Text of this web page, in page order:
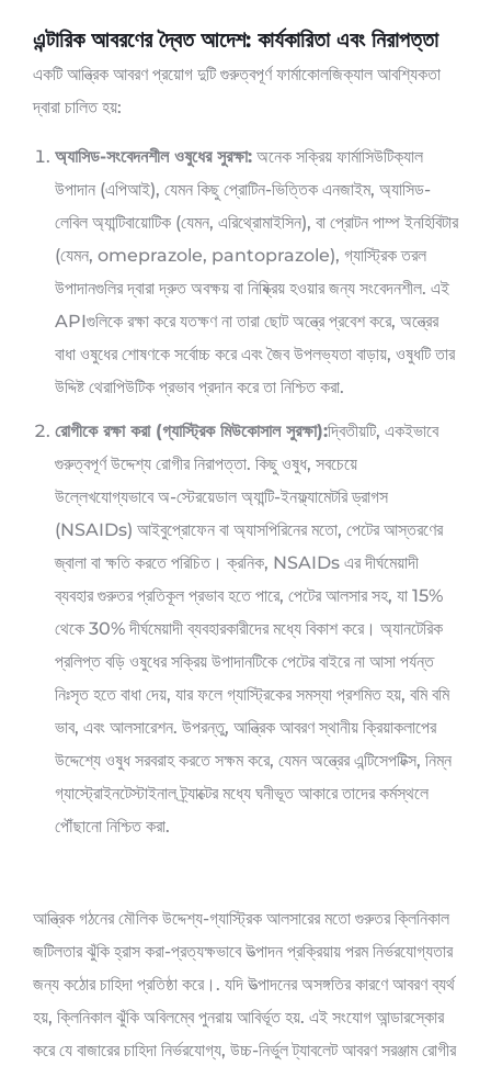
এন্টারিক আবরণের দ্বৈত আদেশ: কার্যকারিতা এবং নিরাপত্তা
একটি আন্ত্রিক আবরণ প্রয়োগ দুটি গুরুত্বপূর্ণ ফার্মাকোলজিক্যাল আবশ্যিকতা
দ্বারা চালিত হয়:
অ্যাসিড-সংবেদনশীল ওষুধের সুরক্ষা: অনেক সক্রিয় ফার্মাসিউটিক্যাল
উপাদান (এপিআই), যেমন কিছু প্রোটিন-ভিত্তিক এনজাইম, অ্যাসিড-
লেবিল অ্যান্টিবায়োটিক (যেমন, এরিথ্রোমাইসিন), বা প্রোটন পাম্প ইনহিবিটার
(যেমন, omeprazole, pantoprazole), গ্যাস্ট্রিক তরল
উপাদানগুলির দ্বারা দ্রুত অবক্ষয় বা নিষ্ক্রিয় হওয়ার জন্য সংবেদনশীল. এই
APIগুলিকে রক্ষা করে যতক্ষণ না তারা ছোট অন্ত্রে প্রবেশ করে, অন্ত্রের
বাধা ওষুধের শোষণকে সর্বোচ্চ করে এবং জৈব উপলভ্যতা বাড়ায়, ওষুধটি তার
উদ্দিষ্ট থেরাপিউটিক প্রভাব প্রদান করে তা নিশ্চিত করা.
রোগীকে রক্ষা করা (গ্যাস্ট্রিক মিউকোসাল সুরক্ষা):দ্বিতীয়টি, একইভাবে
গুরুত্বপূর্ণ উদ্দেশ্য রোগীর নিরাপত্তা. কিছু ওষুধ, সবচেয়ে
উল্লেখযোগ্যভাবে অ-স্টেরয়েডাল অ্যান্টি-ইনফ্ল্যামেটরি ড্রাগস
(NSAIDs) আইবুপ্রোফেন বা অ্যাসপিরিনের মতো, পেটের আস্তরণের
জ্বালা বা ক্ষতি করতে পরিচিত। ক্রনিক, NSAIDs এর দীর্ঘমেয়াদী
ব্যবহার গুরুতর প্রতিকূল প্রভাব হতে পারে, পেটের আলসার সহ, যা 15%
থেকে 30% দীর্ঘমেয়াদী ব্যবহারকারীদের মধ্যে বিকাশ করে। অ্যানটেরিক
প্রলিপ্ত বড়ি ওষুধের সক্রিয় উপাদানটিকে পেটের বাইরে না আসা পর্যন্ত
নিঃসৃত হতে বাধা দেয়, যার ফলে গ্যাস্ট্রিকের সমস্যা প্রশমিত হয়, বমি বমি
ভাব, এবং আলসারেশন. উপরন্তু, আন্ত্রিক আবরণ স্থানীয় ক্রিয়াকলাপের
উদ্দেশ্যে ওষুধ সরবরাহ করতে সক্ষম করে, যেমন অন্ত্রের এন্টিসেপটিক্স, নিম্ন
গ্যাস্ট্রোইনটেস্টাইনাল ট্র্যাক্টের মধ্যে ঘনীভূত আকারে তাদের কর্মস্থলে
পৌঁছানো নিশ্চিত করা.
আন্ত্রিক গঠনের মৌলিক উদ্দেশ্য-গ্যাস্ট্রিক আলসারের মতো গুরুতর ক্লিনিকাল
জটিলতার ঝুঁকি হ্রাস করা-প্রত্যক্ষভাবে উত্পাদন প্রক্রিয়ায় পরম নির্ভরযোগ্যতার
জন্য কঠোর চাহিদা প্রতিষ্ঠা করে।. যদি উত্পাদনের অসঙ্গতির কারণে আবরণ ব্যর্থ
হয়, ক্লিনিকাল ঝুঁকি অবিলম্বে পুনরায় আবির্ভূত হয়. এই সংযোগ আন্ডারস্কোর
করে যে বাজারের চাহিদা নির্ভরযোগ্য, উচ্চ-নির্ভুল ট্যাবলেট আবরণ সরঞ্জাম রোগীর